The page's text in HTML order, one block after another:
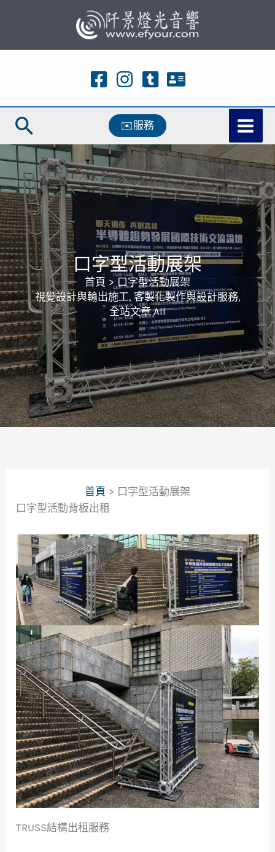
主
容
搜
尋
✉️服務
口字型活動展架
首頁
口字型活動展架
視覺設計與輸出施工, 客製化製作與設計服務,
全站文章 All
首頁
口字型活動展架
口字型活動背板出租
TRUSS結構出租服務